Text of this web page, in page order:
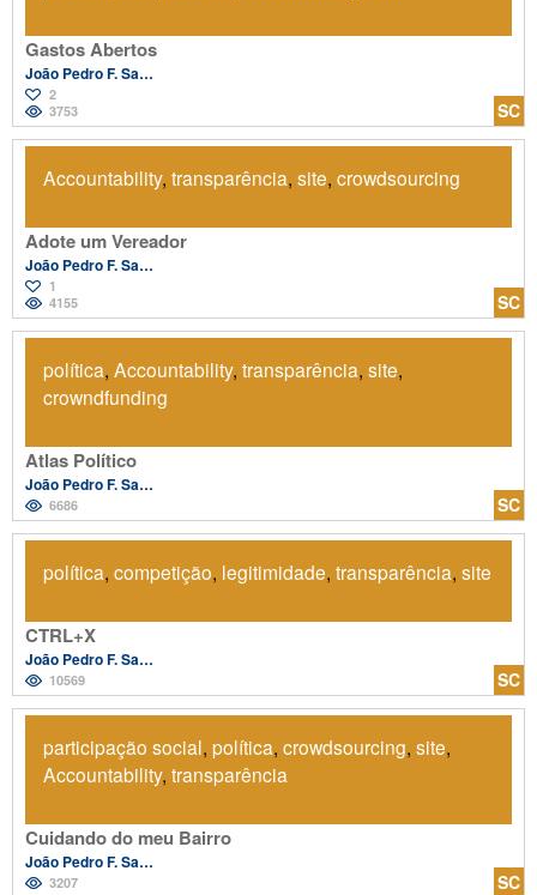
SC
Gastos Abertos
João Pedro F. Salvador
2
3753
SC
Accountability, transparência, site, crowdsourcing
Adote um Vereador
João Pedro F. Salvador
1
4155
SC
política, Accountability, transparência, site,
crowndfunding
Atlas Político
João Pedro F. Salvador
6686
SC
política, competição, legitimidade, transparência, site
CTRL+X
João Pedro F. Salvador
10569
SC
participação social, política, crowdsourcing, site,
Accountability, transparência
Cuidando do meu Bairro
João Pedro F. Salvador
3207